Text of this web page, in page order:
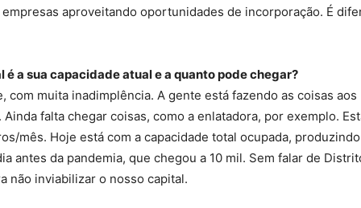
aproveitando oportunidades de incorporação. É
a sua capacidade atual e a quanto pode chegar?
com muita inadimplência. A gente está fazendo as coisas
falta chegar coisas, como a enlatadora, por exemplo.
mês. Hoje está com a capacidade total ocupada,
antes da pandemia, que chegou a 10 mil. Sem falar de
não inviabilizar o nosso capital.